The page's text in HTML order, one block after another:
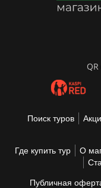
Поиск туров
Где купить тур О
Публичная